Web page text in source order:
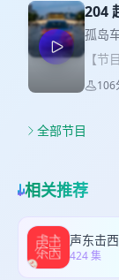
似炒
迪闪
下午
源
刘 电
204
侯社
孤岛
【
年后
国汽
EV5
世界
EV5
战略
员】
德
106
全部节目
相关推荐
声东击西
424 集